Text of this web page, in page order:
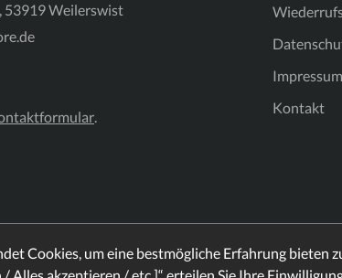
53919 Weilerswist
.
Impressum
Kontakt
Cookies, um eine bestmögliche Erfahrung bieten